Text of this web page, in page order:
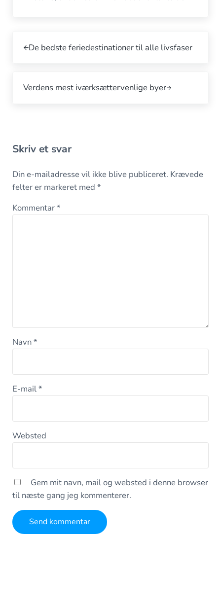
De bedste feriedestinationer til alle livsfaser
Verdens mest iværksættervenlige byer
Skriv et svar
Din e-mailadresse vil ikke blive publiceret. Krævede
felter er markeret med *
Kommentar*
Navn*
E-mail*
Websted
Gem mit navn, mail og websted i denne browser
til næste gang jeg kommenterer.